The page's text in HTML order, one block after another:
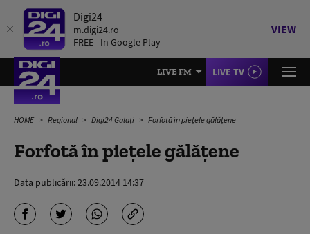
Digi24
m.digi24.ro
FREE - In Google Play
VIEW
LIVE FM LIVE TV
HOME Regional Digi24 Galați Forfotă în pieţele gălăţene
Forfotă în pieţele gălăţene
Data publicării:23.09.2014 14:37